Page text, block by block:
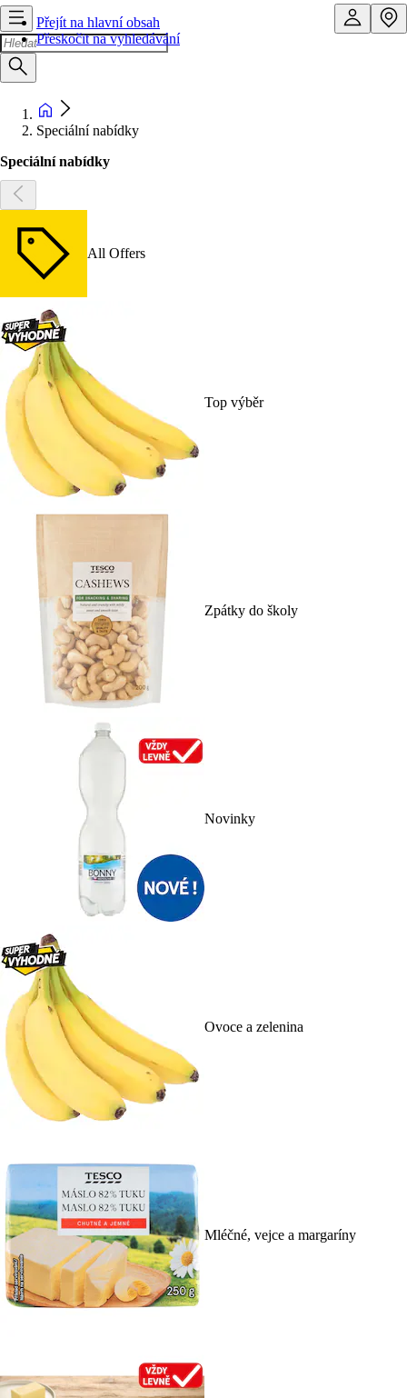
Přejít na hlavní obsah
Přeskočit na vyhledávání
Speciální nabídky
Speciální nabídky
All Offers
Top výběr
Zpátky do školy
Novinky
Ovoce a zelenina
Mléčné, vejce a margaríny